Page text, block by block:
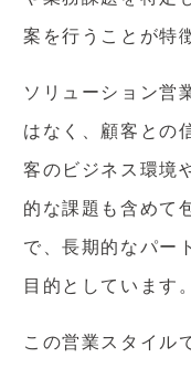
案を行うことが特
ソリューション営
はなく、顧客との
客のビジネス環境
的な課題も含めて
で、長期的なパー
目的としています。
この営業スタイル